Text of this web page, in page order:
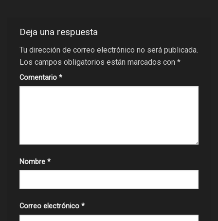
Deja una respuesta
Tu dirección de correo electrónico no será publicada.
Los campos obligatorios están marcados con *
Comentario *
Nombre *
Correo electrónico *